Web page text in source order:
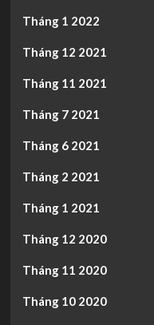
Tháng 1 2022
Tháng 12 2021
Tháng 11 2021
Tháng 7 2021
Tháng 6 2021
Tháng 2 2021
Tháng 1 2021
Tháng 12 2020
Tháng 11 2020
Tháng 10 2020